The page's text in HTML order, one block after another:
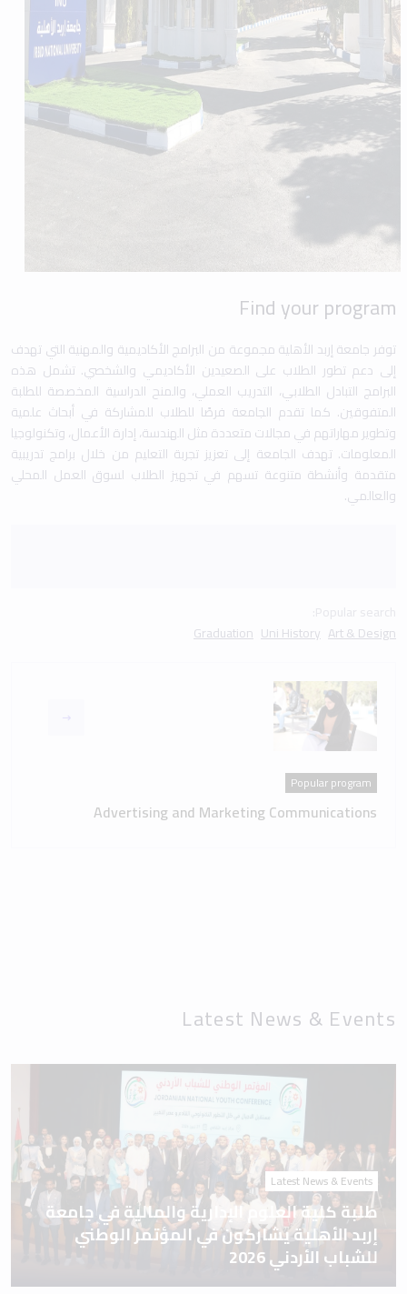
Find your program
توفر جامعة إربد الأهلية مجموعة من البرامج الأكاديمية والمهنية التي تهدف
إلى دعم تطور الطلاب على الصعيدين الأكاديمي والشخصي. تشمل هذه
البرامج التبادل الطلابي، التدريب العملي، والمنح الدراسية المخصصة للطلبة
المتفوقين. كما تقدم الجامعة فرصًا للطلاب للمشاركة في أبحاث علمية
وتطوير مهاراتهم في مجالات متعددة مثل الهندسة، إدارة الأعمال، وتكنولوجيا
المعلومات. تهدف الجامعة إلى تعزيز تجربة التعليم من خلال برامج تدريبية
متقدمة وأنشطة متنوعة تسهم في تجهيز الطلاب لسوق العمل المحلي
والعالمي.
Art & Design
Uni History
Graduation
Popular program
Advertising and Marketing Communications
Latest News & Events
Latest News & Events
طلبة كلية العلوم الإدارية والمالية في جامعة
إربد الأهلية يشاركون في المؤتمر الوطني
للشباب الأردني 2026